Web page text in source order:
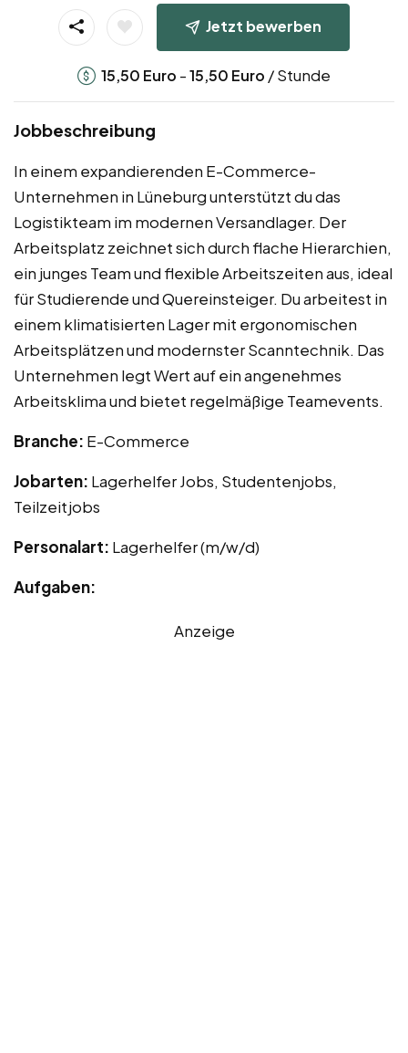
Jetzt bewerben
15,50 Euro -15,50 Euro / Stunde
Jobbeschreibung
In einem expandierenden E-Commerce-
Unternehmen in Lüneburg unterstützt du das
Logistikteam im modernen Versandlager. Der
Arbeitsplatz zeichnet sich durch flache Hierarchien,
ein junges Team und flexible Arbeitszeiten aus, ideal
für Studierende und Quereinsteiger. Du arbeitest in
einem klimatisierten Lager mit ergonomischen
Arbeitsplätzen und modernster Scanntechnik. Das
Unternehmen legt Wert auf ein angenehmes
Arbeitsklima und bietet regelmäßige Teamevents.
Branche: E-Commerce
Jobarten: Lagerhelfer Jobs, Studentenjobs,
Teilzeitjobs
Personalart: Lagerhelfer (m/w/d)
Aufgaben:
Anzeige